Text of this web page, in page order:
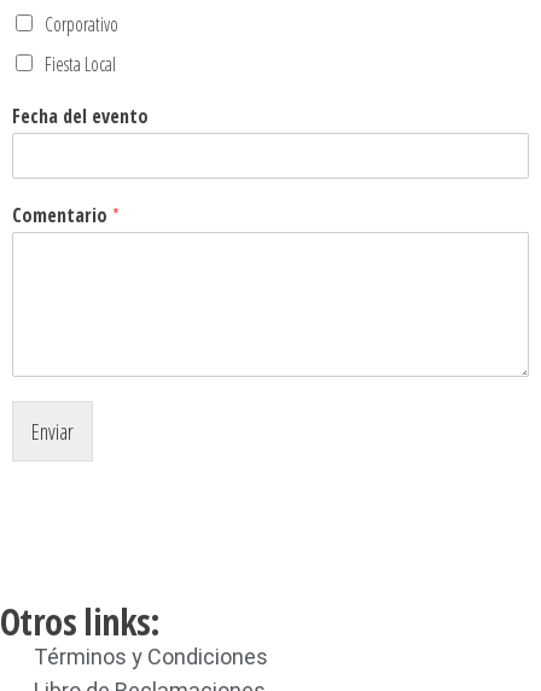
Corporativo
Fiesta Local
Fecha del evento
Comentario *
Enviar
Otros links:
Términos y Condiciones